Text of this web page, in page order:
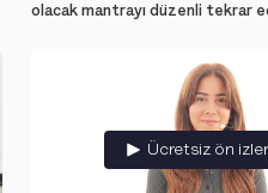
olacak mantrayı düzenli tekrar
Ücretsiz ön